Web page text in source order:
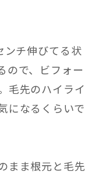
チ伸びてる状
ので、ビフォー
毛先のハイライ
になるくらいで
まま根元と毛先